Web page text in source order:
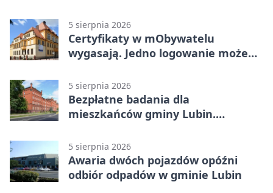
5 sierpnia 2026
Certyfikaty w mObywatelu
wygasają. Jedno logowanie może
5 sierpnia 2026
Bezpłatne badania dla
mieszkańców gminy Lubin.
5 sierpnia 2026
Awaria dwóch pojazdów opóźni
odbiór odpadów w gminie Lubin